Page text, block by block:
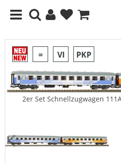
= VI PKP
2er Set Schnellzugwagen